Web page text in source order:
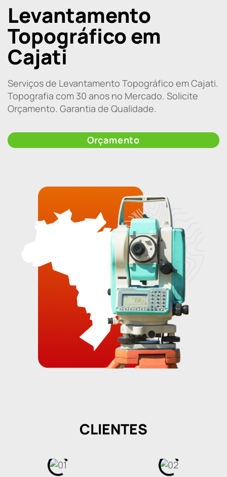
Levantamento
Topográfico em
Cajati
Serviços de Levantamento Topográfico em Cajati.
Topografia com 30 anos no Mercado. Solicite
Orçamento. Garantia de Qualidade.
Orçamento
CLIENTES